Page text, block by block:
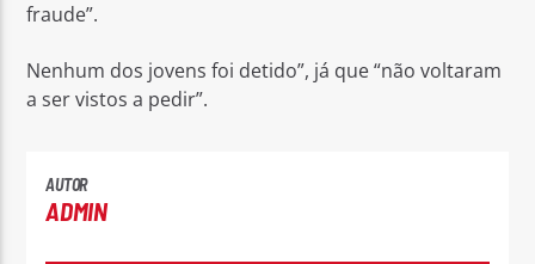
fraude”.
Nenhum dos jovens foi detido”, já que “não voltaram
a ser vistos a pedir”.
AUTOR
ADMIN